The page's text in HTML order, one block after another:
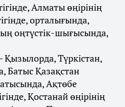
Алматы өңірінің
орталығында,
оңтүстік-шығысында,
Қызылорда, Түркістан,
Батыс Қазақстан
Ақтөбе
Қостанай өңірінің